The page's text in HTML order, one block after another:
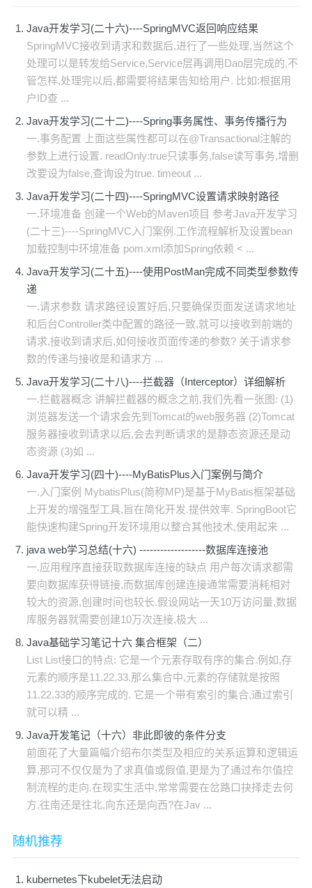
Java开发学习(二十六)----SpringMVC返回响应结果
SpringMVC接收到请求和数据后,进行了一些处理,当然这个
处理可以是转发给Service,Service层再调用Dao层完成的,不
管怎样,处理完以后,都需要将结果告知给用户. 比如:根据用
户ID查 ...
Java开发学习(二十二)----Spring事务属性、事务传播行为
一.事务配置 上面这些属性都可以在@Transactional注解的
参数上进行设置. readOnly:true只读事务,false读写事务,增删
改要设为false,查询设为true. timeout ...
Java开发学习(二十四)----SpringMVC设置请求映射路径
一.环境准备 创建一个Web的Maven项目 参考Java开发学习
(二十三)----SpringMVC入门案例.工作流程解析及设置bean
加载控制中环境准备 pom.xml添加Spring依赖 < ...
Java开发学习(二十五)----使用PostMan完成不同类型参数传
递
一.请求参数 请求路径设置好后,只要确保页面发送请求地址
和后台Controller类中配置的路径一致,就可以接收到前端的
请求,接收到请求后,如何接收页面传递的参数? 关于请求参
数的传递与接收是和请求方 ...
Java开发学习(二十八)----拦截器（Interceptor）详细解析
一.拦截器概念 讲解拦截器的概念之前,我们先看一张图: (1)
浏览器发送一个请求会先到Tomcat的web服务器 (2)Tomcat
服务器接收到请求以后,会去判断请求的是静态资源还是动
态资源 (3)如 ...
Java开发学习(四十)----MyBatisPlus入门案例与简介
一.入门案例 MybatisPlus(简称MP)是基于MyBatis框架基础
上开发的增强型工具,旨在简化开发.提供效率. SpringBoot它
能快速构建Spring开发环境用以整合其他技术,使用起来 ...
java web学习总结(十六) -------------------数据库连接池
一.应用程序直接获取数据库连接的缺点 用户每次请求都需
要向数据库获得链接,而数据库创建连接通常需要消耗相对
较大的资源,创建时间也较长.假设网站一天10万访问量,数据
库服务器就需要创建10万次连接,极大 ...
Java基础学习笔记十六 集合框架（二）
List List接口的特点: 它是一个元素存取有序的集合.例如,存
元素的顺序是11.22.33.那么集合中,元素的存储就是按照
11.22.33的顺序完成的. 它是一个带有索引的集合,通过索引
就可以精 ...
Java开发笔记（十六）非此即彼的条件分支
前面花了大量篇幅介绍布尔类型及相应的关系运算和逻辑运
算,那可不仅仅是为了求真值或假值,更是为了通过布尔值控
制流程的走向.在现实生活中,常常需要在岔路口抉择走去何
方,往南还是往北,向东还是向西?在Jav ...
随机推荐
kubernetes下kubelet无法启动